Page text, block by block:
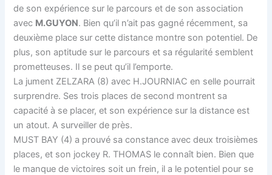
de son expérience sur le parcours et de son association
avec M.GUYON. Bien qu’il n’ait pas gagné récemment, sa
deuxième place sur cette distance montre son potentiel. De
plus, son aptitude sur le parcours et sa régularité semblent
prometteuses. Il se peut qu’il l’emporte.
La jument ZELZARA (8) avec H.JOURNIAC en selle pourrait
surprendre. Ses trois places de second montrent sa
capacité à se placer, et son expérience sur la distance est
un atout. A surveiller de près.
MUST BAY (4) a prouvé sa constance avec deux troisièmes
places, et son jockey R. THOMAS le connaît bien. Bien que
le manque de victoires soit un frein, il a le potentiel pour se